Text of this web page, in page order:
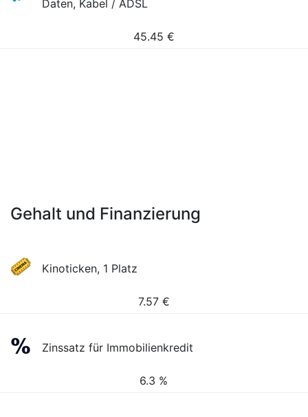
Daten, Kabel / ADSL
45.45 €
Gehalt und Finanzierung
Kinoticken, 1 Platz
7.57 €
Zinssatz für Immobilienkredit
6.3 %